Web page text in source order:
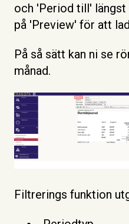
och 'Period till' längst
på 'Preview' för att
På så sätt kan ni se
månad.
Filtrerings funktion